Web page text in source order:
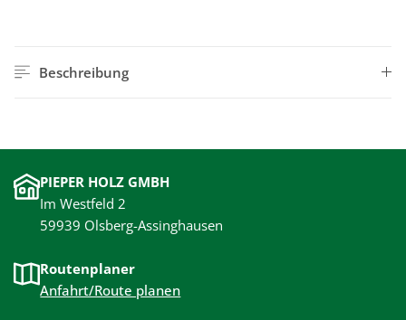
Beschreibung
PIEPER HOLZ GMBH
Im Westfeld 2
59939 Olsberg-Assinghausen
Routenplaner
Anfahrt/Route planen